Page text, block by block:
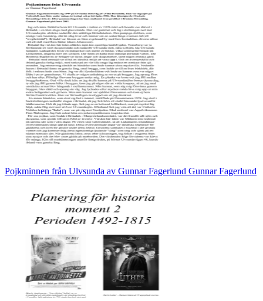
Pojkminnen från Ulvsunda av Gunnar Fagerlund Gunnar Fagerlund